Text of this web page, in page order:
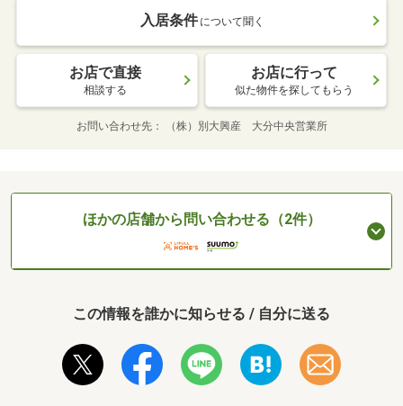
入居条件 について聞く
お店で直接
相談する
お店に行って
似た物件を探してもらう
お問い合わせ先 （株）別大興産 大分中央営業所
ほかの店舗から問い合わせる（2件）
この情報を誰かに知らせる / 自分に送る